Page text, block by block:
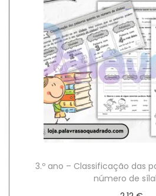
3.º ano – Classificação das
número de